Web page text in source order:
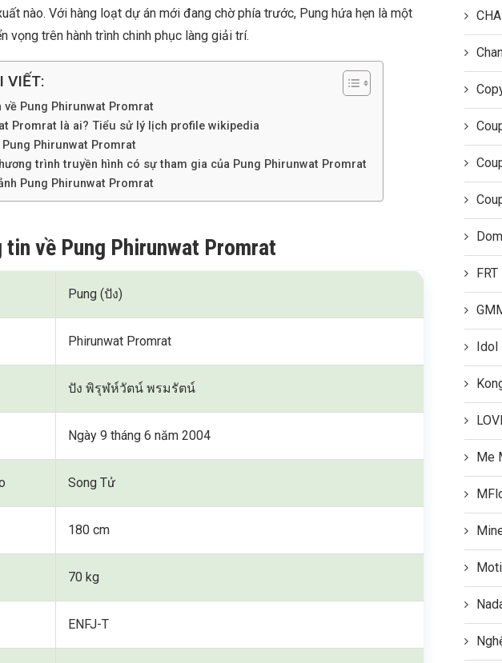
nào. Với hàng loạt dự án mới đang chờ phía trước, Pung hứa hẹn là một
vọng trên hành trình chinh phục làng giải trí.
VIẾT:
về Pung Phirunwat Promrat
Promrat là ai? Tiểu sử lý lịch profile wikipedia
Phirunwat Promrat
trình truyền hình có sự tham gia của Pung Phirunwat Promrat
Pung Phirunwat Promrat
tin về Pung Phirunwat Promrat
Pung (ปัง)
Phirunwat Promrat
ปัง พิรุฬห์วัตน์ พรมรัตน์
Ngày 9 tháng 6 năm 2004
Song Tử
180 cm
70 kg
ENFJ-T
Me